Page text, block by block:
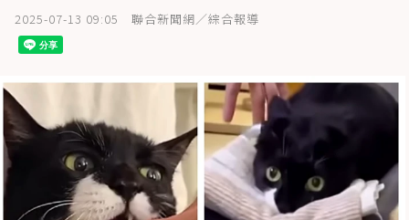
2025-07-13 09:05 聯合新聞網／綜合報導